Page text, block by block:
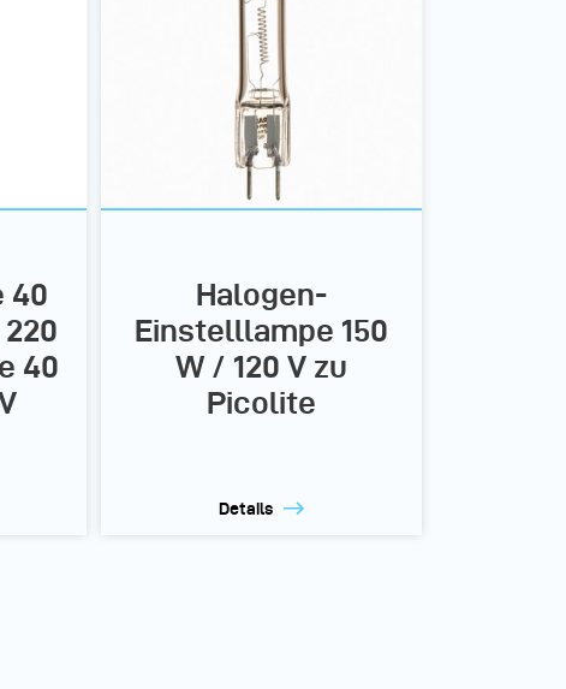
40
40
Halogen-
Einstelllampe 150
W / 120 V zu
Picolite
Details